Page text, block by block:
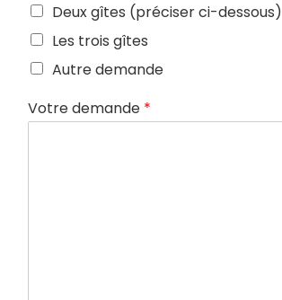
Deux gîtes (préciser ci-dessous)
Les trois gîtes
Autre demande
Votre demande *